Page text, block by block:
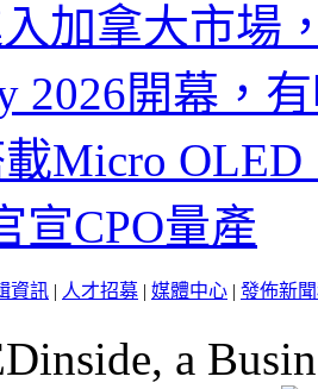
加拿大市場
2026開幕，
Micro
宣CPO量產
資訊 | 人才招募 | 媒體中心 | 發佈新
a